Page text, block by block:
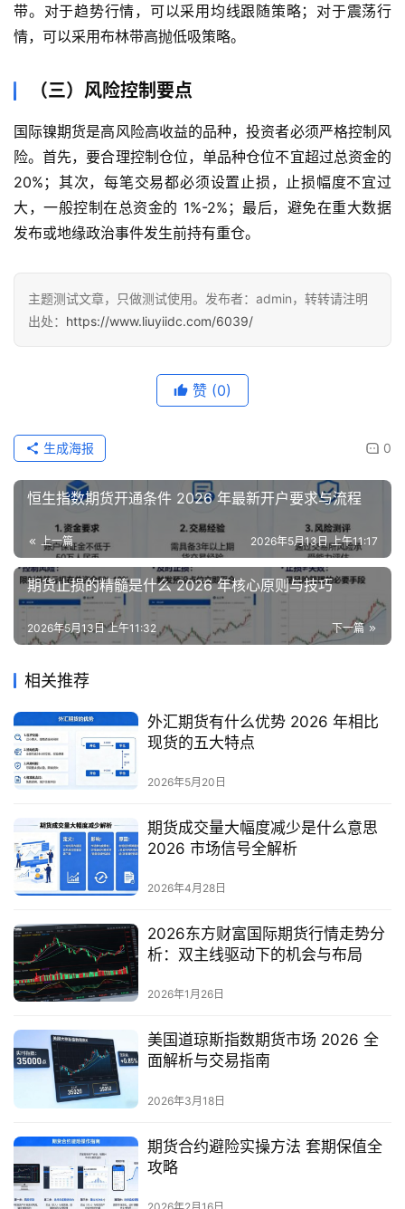
黄
金
带。对于趋势行情，可以采用均线跟随策略；对于震荡行
情，可以采用布林带高抛低吸策略。
（三）风险控制要点
国际镍期货是高风险高收益的品种，投资者必须严格控制风
险。首先，要合理控制仓位，单品种仓位不宜超过总资金的
20%；其次，每笔交易都必须设置止损，止损幅度不宜过
大，一般控制在总资金的 1%-2%；最后，避免在重大数据
发布或地缘政治事件发生前持有重仓。
主题测试文章，只做测试使用。发布者：admin，转转请注明
出处： https://www.liuyiidc.com/6039/
赞 (0)
0
生成海报
恒生指数期货开通条件 2026 年最新开户要求与流程
上一篇 2026年5月13日 上午11:17
期货止损的精髓是什么 2026 年核心原则与技巧
下一篇
2026年5月13日 上午11:32
相关推荐
外汇期货有什么优势 2026 年相比
现货的五大特点
2026年5月20日
期货成交量大幅度减少是什么意思
2026 市场信号全解析
2026年4月28日
2026东方财富国际期货行情走势分
析：双主线驱动下的机会与布局
2026年1月26日
美国道琼斯指数期货市场 2026 全
面解析与交易指南
2026年3月18日
期货合约避险实操方法 套期保值全
攻略